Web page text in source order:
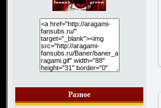
Разное